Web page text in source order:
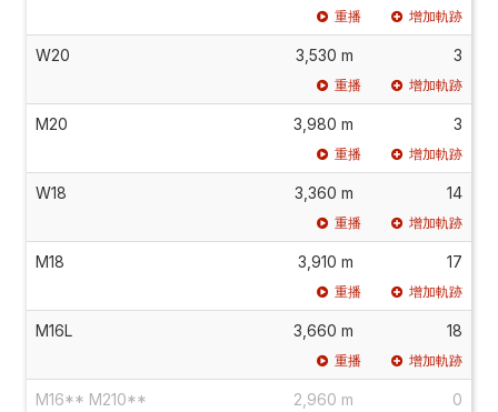
重播 增加軌跡
W20 3,530 m 3
重播 增加軌跡
M20 3,980 m 3
重播 增加軌跡
W18 3,360 m 14
重播 增加軌跡
M18 3,910 m 17
重播 增加軌跡
M16L 3,660 m 18
重播 增加軌跡
M16** M210** 2,960 m 0